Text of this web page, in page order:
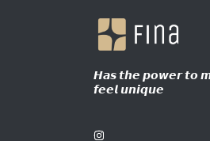
𝙃𝙖𝙨 𝙩𝙝𝙚 𝙥𝙤𝙬𝙚𝙧 𝙩𝙤
𝙛𝙚𝙚𝙡 𝙪𝙣𝙞𝙦𝙪𝙚